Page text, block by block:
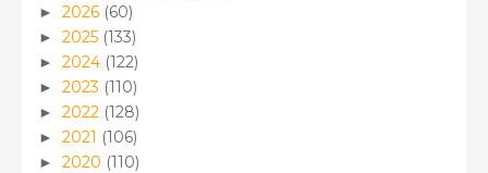
► 2026 (60)
► 2025 (133)
► 2024 (122)
► 2023 (110)
► 2022 (128)
► 2021 (106)
► 2020 (110)